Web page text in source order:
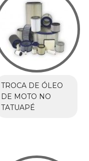
TROCA DE ÓLEO
DE MOTO NO
TATUAPÉ